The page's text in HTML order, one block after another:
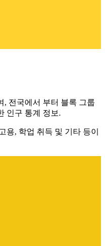
, 전국에서 부터 블록 그룹
인구 통계 정보.
용, 학업 취득 및 기타 등이